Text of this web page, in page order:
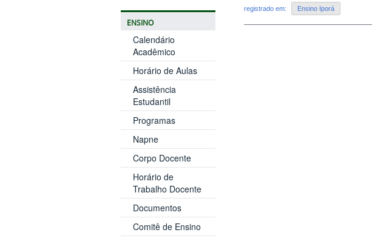
ENSINO
Calendário
Acadêmico
Horário de Aulas
Assistência
Estudantil
Programas
Napne
Corpo Docente
Horário de
Trabalho Docente
Documentos
Comitê de Ensino
registrado em: Ensino Iporá